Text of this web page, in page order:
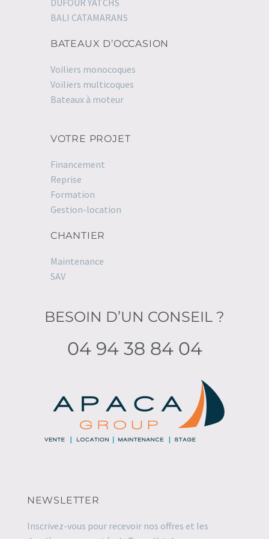
DUFOUR YATCHS
BALI CATAMARANS
BATEAUX D’OCCASION
Voiliers monocoques
Voiliers multicoques
Bateaux à moteur
VOTRE PROJET
Financement
Reprise
Formation
Gestion-location
CHANTIER
Maintenance
SAV
BESOIN D’UN CONSEIL ?
04 94 38 84 04
NEWSLETTER
Inscrivez-vous pour recevoir nos offres et les